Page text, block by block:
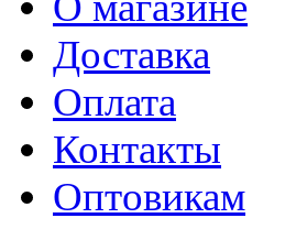
Доставка
Оплата
Контакты
Оптовикам